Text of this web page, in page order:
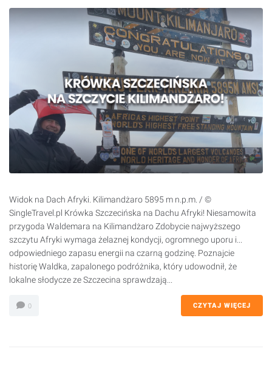
Widok na Dach Afryki. Kilimandżaro 5895 m n.p.m. / ©
SingleTravel.pl Krówka Szczecińska na Dachu Afryki! Niesamowita
przygoda Waldemara na Kilimandżaro Zdobycie najwyższego
szczytu Afryki wymaga żelaznej kondycji, ogromnego uporu i...
odpowiedniego zapasu energii na czarną godzinę. Poznajcie
historię Waldka, zapalonego podróżnika, który udowodnił, że
lokalne słodycze ze Szczecina sprawdzają...
0 CZYTAJ WIĘCEJ